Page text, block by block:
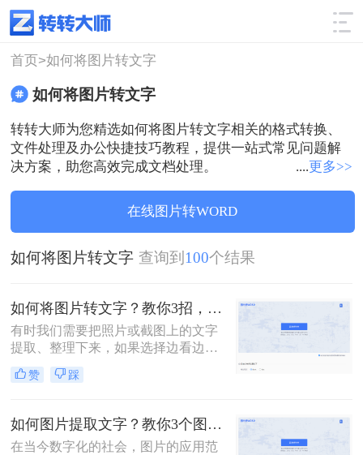
使用技巧 筛选
首页>如何将图片转文字
如何将图片转文字
转转大师为您精选如何将图片转文字相关的格式转换、
文件处理及办公快捷技巧教程，提供一站式常见问题解
决方案，助您高效完成文档处理。
....更多>>
在线图片转WORD
如何将图片转文字 查询到 100个结果
如何将图片转文字？教你3招，轻松搞定图片转文字提取！
有时我们需要把照片或截图上的文字
提取、整理下来，如果选择边看边打
字，那么效率实在太低了。那么如何
将图片转文字？其实很简单，掌握以
文字，非常方便！
赞 踩
如何图片提取文字？教你3个图片转文字的技巧，太实用了！
在当今数字化的社会，图片的应用范